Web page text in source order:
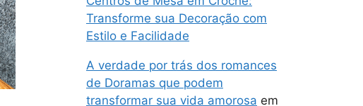
Transforme sua Decoração com
Estilo e Facilidade
A verdade por trás dos romances
de Doramas que podem
transformar sua vida amorosa em